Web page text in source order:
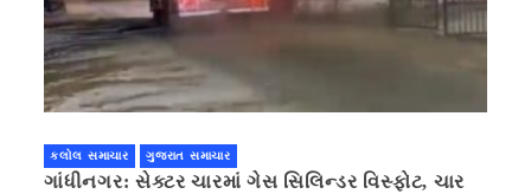
કલોલ સમાચાર ગુજરાત સમાચાર
ગાંધીનગર: સેક્ટર ચારમાં ગેસ સિલિન્ડર વિસ્ફોટ, ચાર